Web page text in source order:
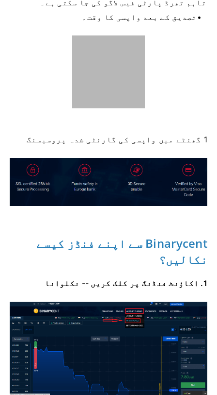
تاہم تھرڈ پارٹی فیس لاگو کی جا سکتی ہے۔
تصدیق کے بعد واپسی کا وقت۔
Binarycent سے اپنے فنڈز کیسے
نکالیں؟